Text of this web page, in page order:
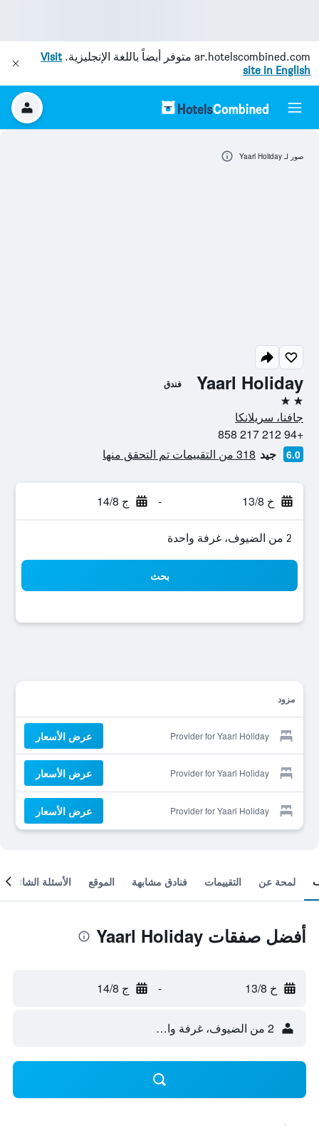
ar.hotelscombined.com متوفر أيضاً باللغة الإنجليزية.Visit
site in English
Yaarl Holiday فندق
2 نجمتين
جافنا، سريلانكا
+94 212 217 858
6.0 جيد 318 من التقييمات تم التحقق منها
خ 13/8 - ج 14/8
2 من الضيوف، غرفة واحدة
بحث
مزود
Provider for Yaarl Holiday عرض الأسعار
Provider for Yaarl Holiday عرض الأسعار
Provider for Yaarl Holiday عرض الأسعار
صور لـ Yaarl Holiday
لمحة عن التقييمات فنادق مشابهة الموقع الأسئلة الشائعة
أفضل صفقات Yaarl Holiday
خ 13/8 - ج 14/8
2 من الضيوف، غرفة واحدة